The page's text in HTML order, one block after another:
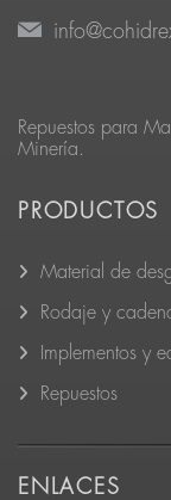
Repuestos para
Minería.
PRODUCTOS
Material de
Rodaje y
Implementos y
Repuestos
ENLACES